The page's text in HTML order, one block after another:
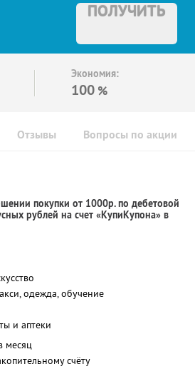
ПОЛУЧИТЬ
Экономия:
100 %
Отзывы Вопросы по акции
покупки от 1000р. по дебетовой
рублей на счет «КупиКупона» в
одежда, обучение
и аптеки
месяц
счёту